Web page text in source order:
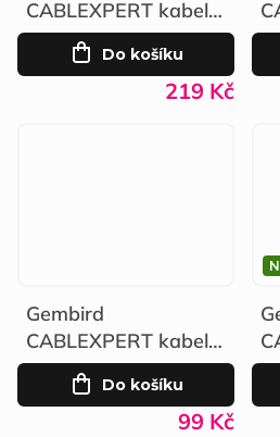
CABLEXPERT kabel
HDMI-HDMI 2.1 8K
3m černý
219 Kč
Do košíku
Gembird
CABLEXPERT kabel
napájecí 230V 2-pin
1,8m černý
99 Kč
Do košíku